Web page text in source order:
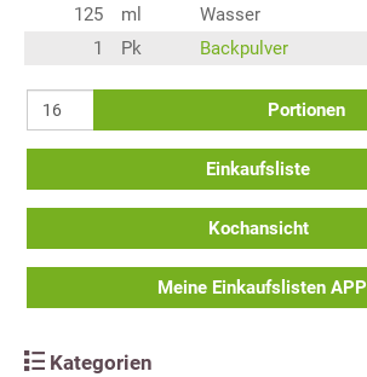
125
ml
Wasser
1
Pk Backpulver
Portionen
Einkaufsliste
Kochansicht
Meine Einkaufslisten APP
Kategorien